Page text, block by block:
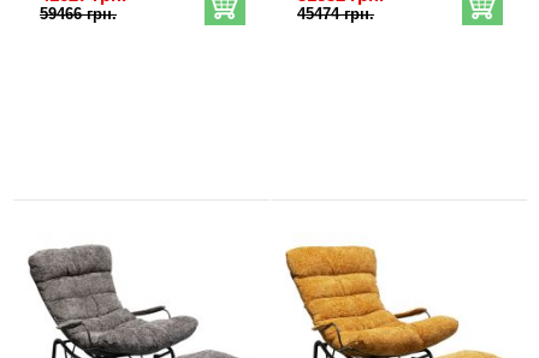
59466 грн. 45474 грн.